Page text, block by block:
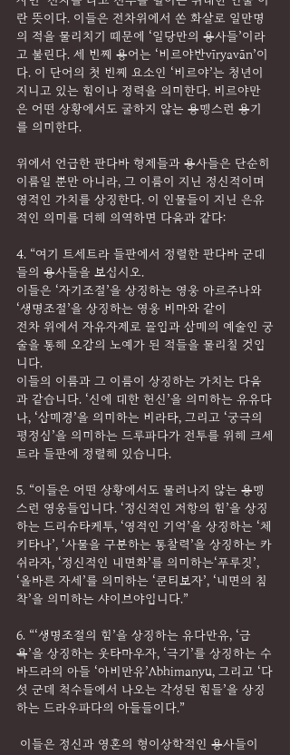
란 뜻이다. 이들은 전차위에서 쏜 화살로 일만명
의 적을 물리치기 때문에 ‘일당만의 용사들’이라
고 불린다. 세 번째 용어는 ‘비르야반vīryavān’이
다. 이 단어의 첫 번째 요소인 ‘비르야’는 청년이
지니고 있는 힘이나 정력을 의미한다. 비르야만
은 어떤 상황에서도 굴하지 않는 용맹스런 용기
를 의미한다.
위에서 언급한 판다바 형제들과 용사들은 단순히
이름일 뿐만 아니라, 그 이름이 지닌 정신적이며
영적인 가치를 상징한다. 이 인물들이 지닌 은유
적인 의미를 더해 의역하면 다음과 같다:
4. “여기 트세트라 들판에서 정렬한 판다바 군대
들의 용사들을 보십시오.
이들은 ‘자기조절’을 상징하는 영웅 아르주나와
‘생명조절’을 상징하는 영웅 비마와 같이
전차 위에서 자유자제로 몰입과 삼매의 예술인 궁
술을 통해 오감의 노예가 된 적들을 물리칠 것입
니다.
이들의 이름과 그 이름이 상징하는 가치는 다음
과 같습니다. ‘신에 대한 헌신’을 의미하는 유유다
나, ‘삼매경’을 의미하는 비라타, 그리고 ‘궁극의
평정심’을 의미하는 드루파다가 전투를 위해 크세
트라 들판에 정렬해 있습니다.
5. “이들은 어떤 상황에서도 물러나지 않는 용맹
스런 영웅들입니다. ‘정신적인 저항의 힘’을 상징
하는 드리슈타케투, ‘영적인 기억’을 상징하는 ‘체
키타나’, ‘사물을 구분하는 통찰력’을 상징하는 카
쉬라자, ‘정신적인 내면화’를 의미하는‘푸루짓’,
‘올바른 자세’를 의미하는 ‘쿤티보자’, ‘내면의 침
착’을 의미하는 샤이브야입니다.”
6. “‘생명조절의 힘’을 상징하는 유다만유, ‘금
욕’을 상징하는 웃타마우자, ‘극기’를 상징하는 수
바드라의 아들 ‘아비만유’Abhimanyu, 그리고 ‘다
섯 군데 척수들에서 나오는 각성된 힘들’을 상징
하는 드라우파다의 아들들이다.”